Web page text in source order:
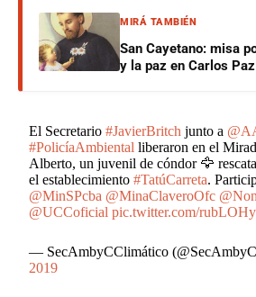
MIRÁ TAMBIÉN
San Cayetano: misa
y la paz en Carlos Paz
El Secretario#JavierBritch junto a
#PolicíaAmbiental liberaron en el
Alberto, un juvenil de cóndor 🦅
el establecimiento#TatúCarreta.
@MinSPcba @MinaClaveroOfc
@UCCoficial pic.twitter.com/
— SecAmbyCClimático
2019